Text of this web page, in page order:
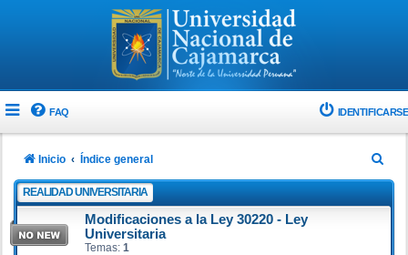
FAQ IDENTIFICARSE
Inicio Índice general
u
s
REALIDAD UNIVERSITARIA
Modificaciones a la Ley 30220 - Ley
Universitaria
Temas: 1